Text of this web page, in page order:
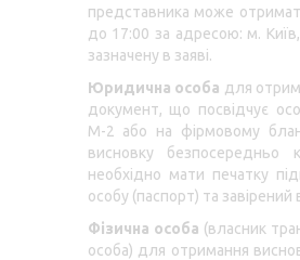
представника може
до 17:00 за адресою: м.
зазначену в заяві.
Юридична особа для
документ, що посвідчує
М-2 або на фірмовому
висновку безпосередньо
необхідно мати печатку
особу (паспорт) та
Фізична особа (власник
особа) для отримання